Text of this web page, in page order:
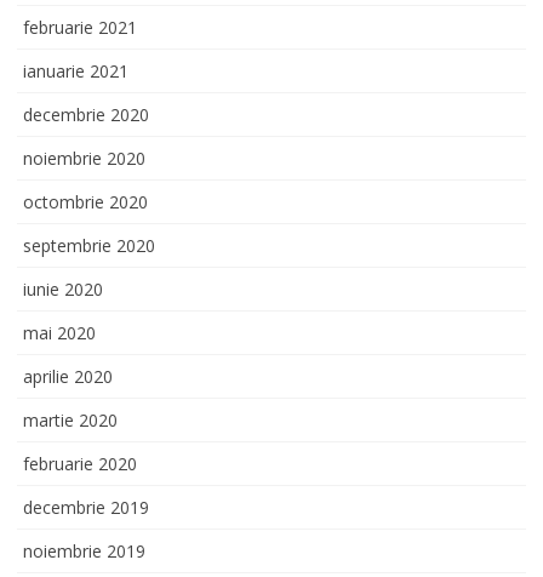
februarie 2021
ianuarie 2021
decembrie 2020
noiembrie 2020
octombrie 2020
septembrie 2020
iunie 2020
mai 2020
aprilie 2020
martie 2020
februarie 2020
decembrie 2019
noiembrie 2019